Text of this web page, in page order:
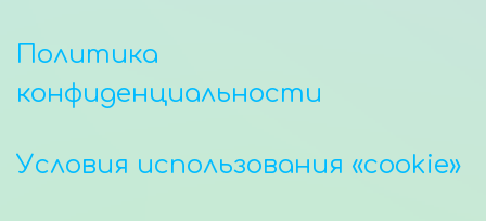
Политика
конфиденциальности
Условия использования «cookie»